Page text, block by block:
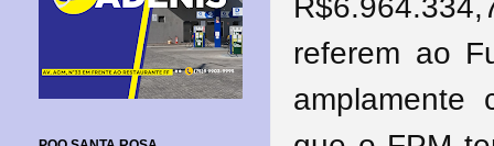
referem ao
amplamente